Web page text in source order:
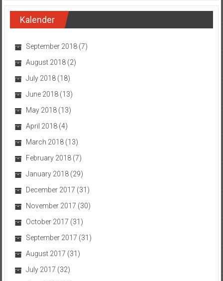
Kalender
September 2018(7)
August 2018(2)
July 2018(18)
June 2018(13)
May 2018(13)
April 2018(4)
March 2018(13)
February 2018(7)
January 2018(29)
December 2017 (31)
November 2017 (30)
October 2017 (31)
September 2017 (31)
August 2017 (31)
July 2017 (32)